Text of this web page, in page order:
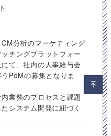
分析のマーケティング
チングプラットフォー
て、社内の人事給与会
PdMの募集となりま
業務のプロセスと課題
システム開発に紐づく